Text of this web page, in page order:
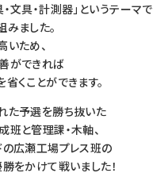
文具・計測器」というテーマで
ました。
いため、
ができれば
くことができます。
た予選を勝ち抜いた
班と管理課・木軸、
の広瀬工場プレス班の
をかけて戦いました！